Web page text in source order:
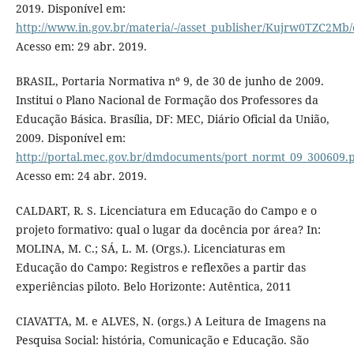
2019. Disponível em:
http://www.in.gov.br/materia/-/asset_publisher/
Acesso em: 29 abr. 2019.
BRASIL, Portaria Normativa nº 9, de 30 de junho de 2009.
Institui o Plano Nacional de Formação dos Professores da
Educação Básica. Brasília, DF: MEC, Diário Oficial da União,
2009. Disponível em:
http://portal.mec.gov.br/dmdocuments/
Acesso em: 24 abr. 2019.
CALDART, R. S. Licenciatura em Educação do Campo e o
projeto formativo: qual o lugar da docência por área? In:
MOLINA, M. C.; SÁ, L. M. (Orgs.). Licenciaturas em
Educação do Campo: Registros e reflexões a partir das
experiências piloto. Belo Horizonte: Autêntica, 2011
CIAVATTA, M. e ALVES, N. (orgs.) A Leitura de Imagens na
Pesquisa Social: história, Comunicação e Educação. São